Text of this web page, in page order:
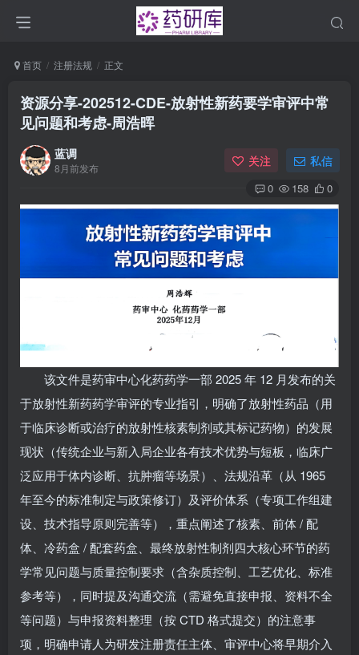
首页 注册法规 正文
资源分享-202512-CDE-放射性新药要学审评中常
见问题和考虑-周浩晖
蓝调
8月前发布 关注 私信
0 158 0
该文件是药审中心化药药学一部 2025 年 12 月发布的关
于放射性新药药学审评的专业指引，明确了放射性药品（用
于临床诊断或治疗的放射性核素制剂或其标记药物）的发展
现状（传统企业与新入局企业各有技术优势与短板，临床广
泛应用于体内诊断、抗肿瘤等场景）、法规沿革（从 1965
年至今的标准制定与政策修订）及评价体系（专项工作组建
设、技术指导原则完善等），重点阐述了核素、前体 / 配
体、冷药盒 / 配套药盒、最终放射性制剂四大核心环节的药
学常见问题与质量控制要求（含杂质控制、工艺优化、标准
参考等），同时提及沟通交流（需避免直接申报、资料不全
等问题）与申报资料整理（按 CTD 格式提交）的注意事
项，明确申请人为研发注册责任主体、审评中心将早期介入